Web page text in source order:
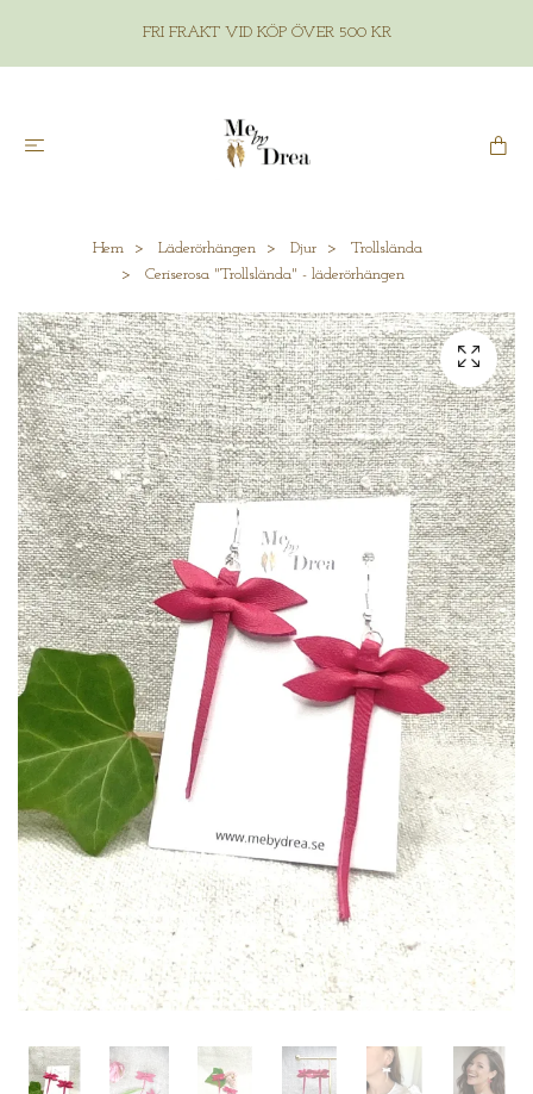
FRI FRAKT VID KÖP ÖVER 500 KR
Hem Läderörhängen Djur
Trollslända
Ceriserosa "Trollslända" - läderörhängen